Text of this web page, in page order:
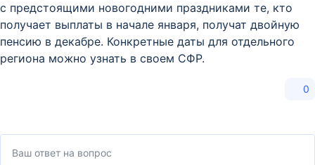
с предстоящими новогодними праздниками те, кто
получает выплаты в начале января, получат двойную
пенсию в декабре. Конкретные даты для отдельного
региона можно узнать в своем СФР.
0